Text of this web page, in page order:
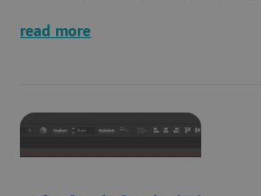
read more